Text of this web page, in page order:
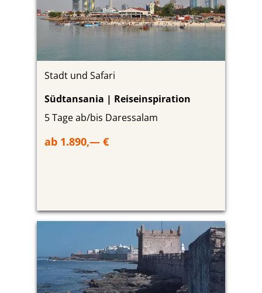
Stadt und Safari
Südtansania | Reiseinspiration
5 Tage ab/bis Daressalam
ab 1.890,— €